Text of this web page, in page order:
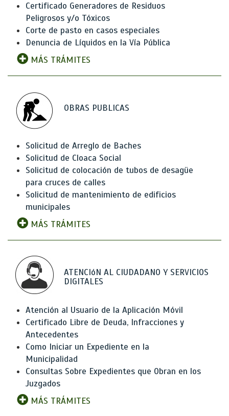
Certificado Generadores de Residuos
Peligrosos y/o Tóxicos
Corte de pasto en casos especiales
Denuncia de Líquidos en la Vía Pública
MÁS TRÁMITES
OBRAS PUBLICAS
Solicitud de Arreglo de Baches
Solicitud de Cloaca Social
Solicitud de colocación de tubos de desagüe
para cruces de calles
Solicitud de mantenimiento de edificios
municipales
MÁS TRÁMITES
ATENCIóN AL CIUDADANO Y SERVICIOS
DIGITALES
Atención al Usuario de la Aplicación Móvil
Certificado Libre de Deuda, Infracciones y
Antecedentes
Como Iniciar un Expediente en la
Municipalidad
Consultas Sobre Expedientes que Obran en los
Juzgados
MÁS TRÁMITES